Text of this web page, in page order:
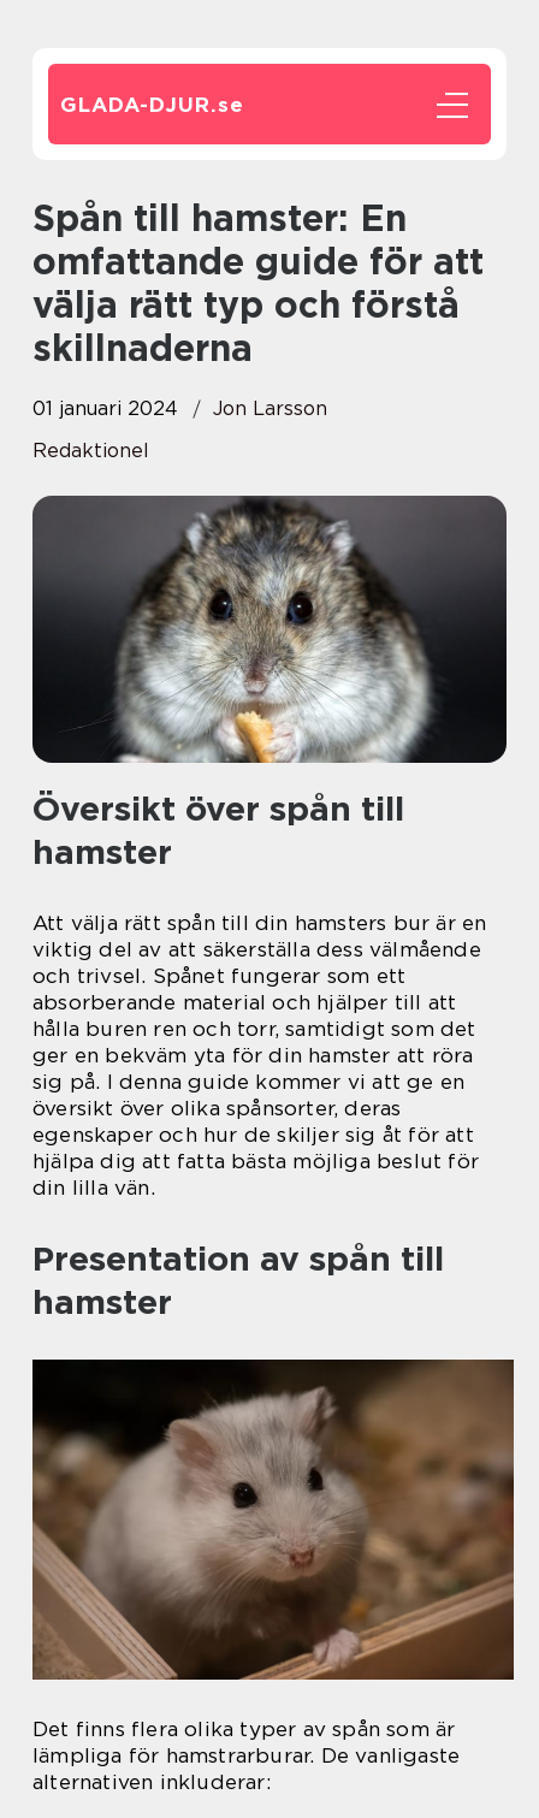
GLADA-DJUR.se
Spån till hamster: En
omfattande guide för att
välja rätt typ och förstå
skillnaderna
01 januari 2024
Jon Larsson
Redaktionel
Översikt över spån till
hamster
Att välja rätt spån till din hamsters bur är en
viktig del av att säkerställa dess välmående
och trivsel. Spånet fungerar som ett
absorberande material och hjälper till att
hålla buren ren och torr, samtidigt som det
ger en bekväm yta för din hamster att röra
sig på. I denna guide kommer vi att ge en
översikt över olika spånsorter, deras
egenskaper och hur de skiljer sig åt för att
hjälpa dig att fatta bästa möjliga beslut för
din lilla vän.
Presentation av spån till
hamster
Det finns flera olika typer av spån som är
lämpliga för hamstrarburar. De vanligaste
alternativen inkluderar: